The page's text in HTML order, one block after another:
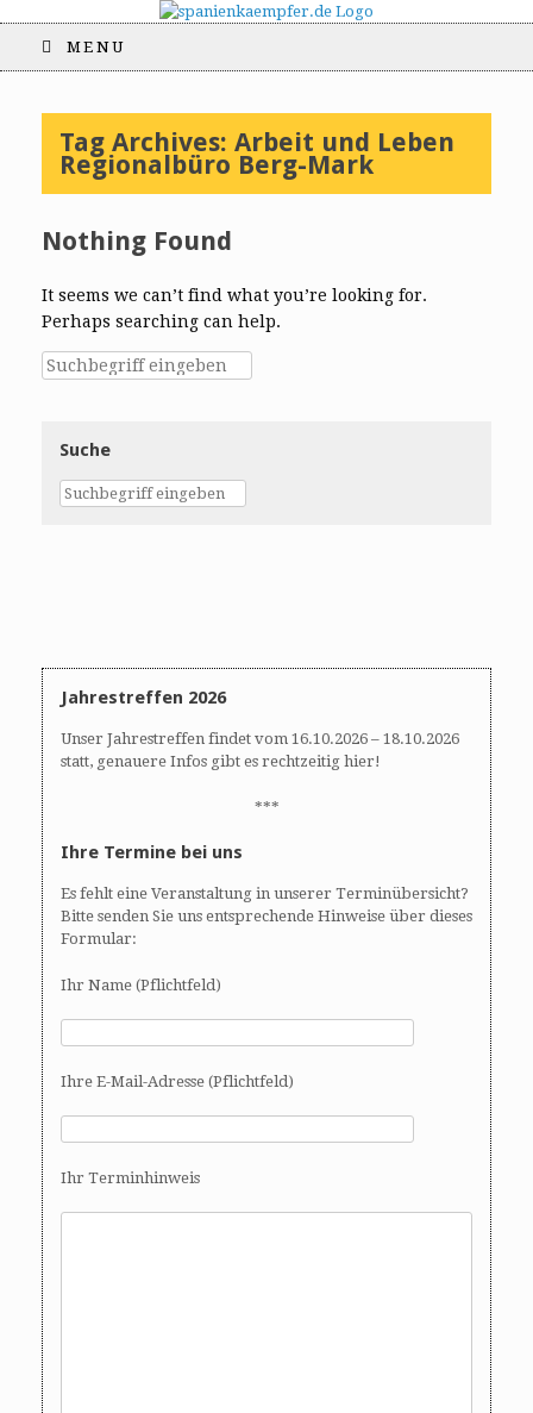
MENU
Tag Archives: Arbeit und Leben
Regionalbüro Berg-Mark
Nothing Found
It seems we can’t find what you’re looking for.
Perhaps searching can help.
Suche
Jahrestreffen 2026
Unser Jahrestreffen findet vom 16.10.2026 – 18.10.2026
statt, genauere Infos gibt es rechtzeitig hier!
***
Ihre Termine bei uns
Es fehlt eine Veranstaltung in unserer Terminübersicht?
Bitte senden Sie uns entsprechende Hinweise über dieses
Formular:
Ihr Name (Pflichtfeld)
Ihre E-Mail-Adresse (Pflichtfeld)
Ihr Terminhinweis